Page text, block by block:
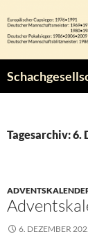
Inhalt
springen
Tagesarchiv: 6.
6. DEZEMBER